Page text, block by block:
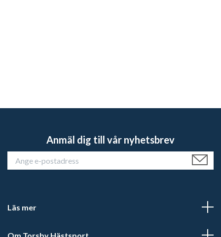
Anmäl dig till vår nyhetsbrev
Läs mer
Om Torsby Hästsport